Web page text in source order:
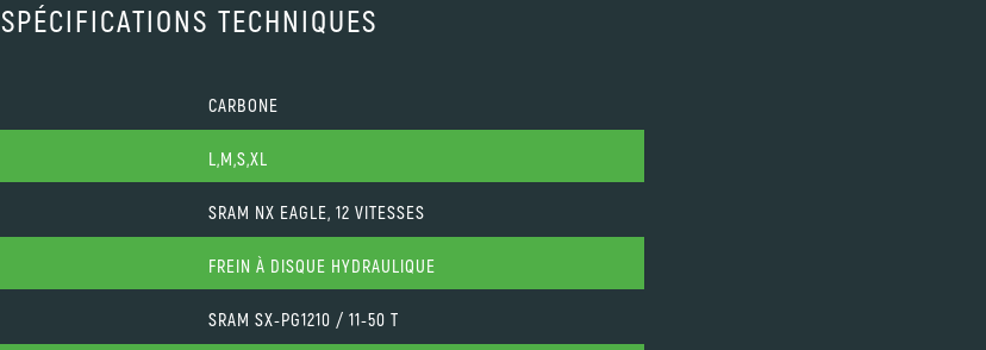
SPÉCIFICATIONS TECHNIQUES
CARBONE
L,M,S,XL
SRAM NX EAGLE, 12 VITESSES
FREIN À DISQUE HYDRAULIQUE
SRAM SX-PG1210 / 11-50 T